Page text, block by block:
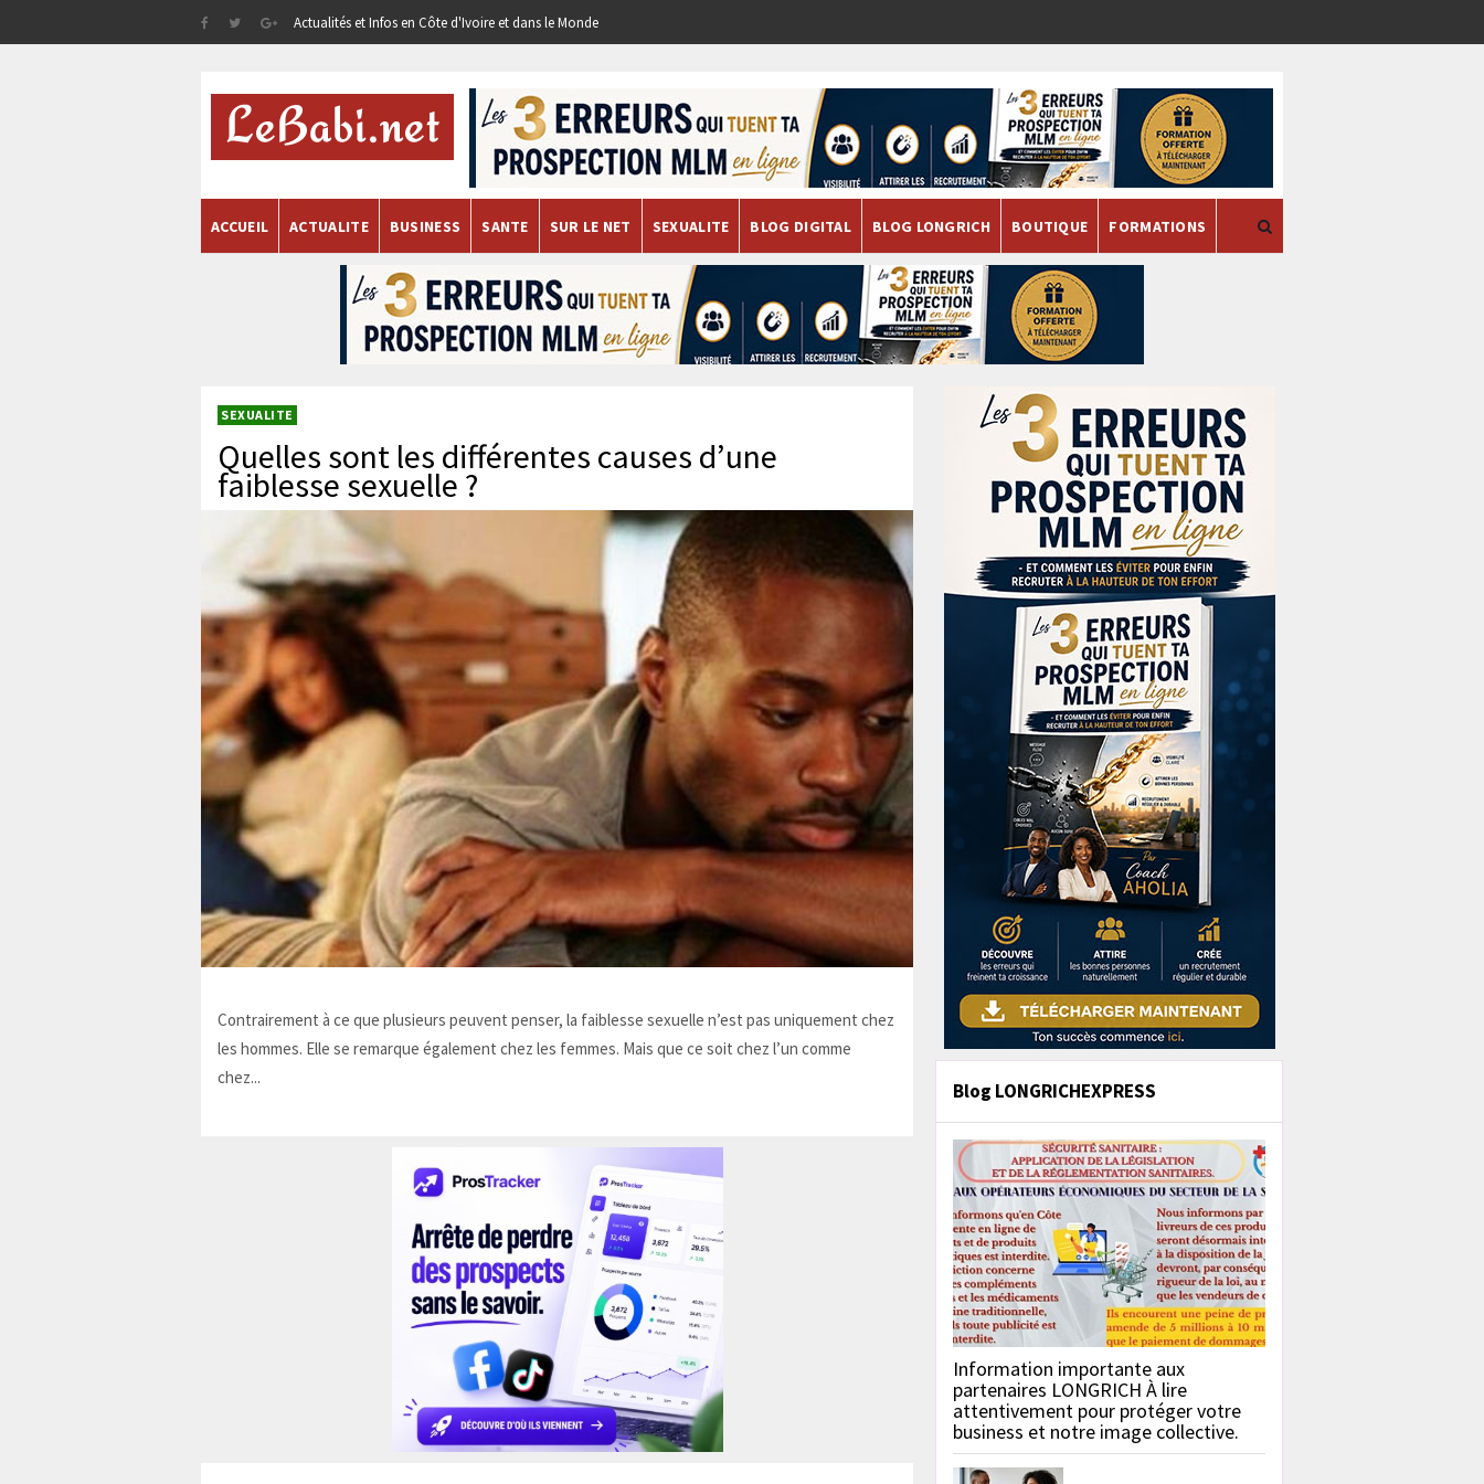
Actualités et Infos en Côte d'Ivoire et dans le Monde
ACCUEIL ACTUALITE BUSINESS SANTE SUR LE NET SEXUALITE BLOG DIGITAL BLOG LONGRICH BOUTIQUE FORMATIONS
SEXUALITE
Quelles sont les différentes causes d’une
faiblesse sexuelle ?
Contrairement à ce que plusieurs peuvent penser, la faiblesse sexuelle n’est pas uniquement chez
les hommes. Elle se remarque également chez les femmes. Mais que ce soit chez l’un comme
chez...
Blog LONGRICHEXPRESS
Information importante aux
partenaires LONGRICH À lire
attentivement pour protéger votre
business et notre image collective.